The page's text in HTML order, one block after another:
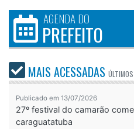
AGENDA DO
PREFEITO
MAIS ACESSADAS ÚLTIMOS
Publicado em 13/07/2026
27º festival do camarão
caraguatatuba